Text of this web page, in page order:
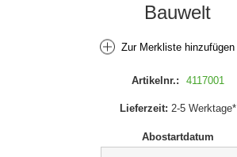
Bauwelt
Zur Merkliste hinzufügen
Artikelnr.: 4117001
Lieferzeit: 2-5 Werktage*
Abostartdatum